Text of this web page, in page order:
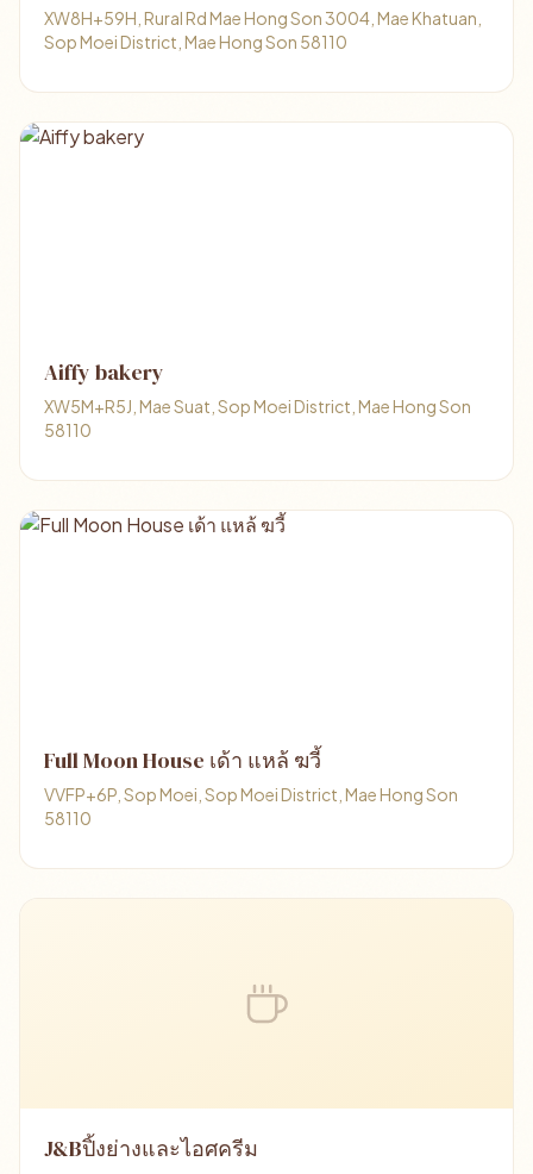
XW8H+59H, Rural Rd Mae Hong Son 3004, Mae Khatuan,
Sop Moei District, Mae Hong Son 58110
Aiffy bakery
XW5M+R5J, Mae Suat, Sop Moei District, Mae Hong Son
58110
Full Moon House เด้า แหล้ ฆวี้
VVFP+6P, Sop Moei, Sop Moei District, Mae Hong Son
58110
J&Bปิ้งย่างและไอศครีม